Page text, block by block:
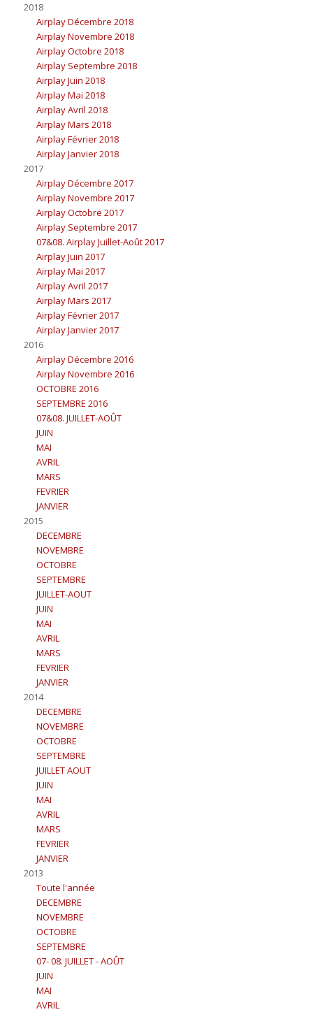
2018
Airplay Décembre 2018
Airplay Novembre 2018
Airplay Octobre 2018
Airplay Septembre 2018
Airplay Juin 2018
Airplay Mai 2018
Airplay Avril 2018
Airplay Mars 2018
Airplay Février 2018
Airplay Janvier 2018
2017
Airplay Décembre 2017
Airplay Novembre 2017
Airplay Octobre 2017
Airplay Septembre 2017
07&08. Airplay Juillet-Août 2017
Airplay Juin 2017
Airplay Mai 2017
Airplay Avril 2017
Airplay Mars 2017
Airplay Février 2017
Airplay Janvier 2017
2016
Airplay Décembre 2016
Airplay Novembre 2016
OCTOBRE 2016
SEPTEMBRE 2016
07&08. JUILLET-AOÛT
JUIN
MAI
AVRIL
MARS
FEVRIER
JANVIER
2015
DECEMBRE
NOVEMBRE
OCTOBRE
SEPTEMBRE
JUILLET-AOUT
JUIN
MAI
AVRIL
MARS
FEVRIER
JANVIER
2014
DECEMBRE
NOVEMBRE
OCTOBRE
SEPTEMBRE
JUILLET AOUT
JUIN
MAI
AVRIL
MARS
FEVRIER
JANVIER
2013
Toute l'année
DECEMBRE
NOVEMBRE
OCTOBRE
SEPTEMBRE
07- 08. JUILLET - AOÛT
JUIN
MAI
AVRIL